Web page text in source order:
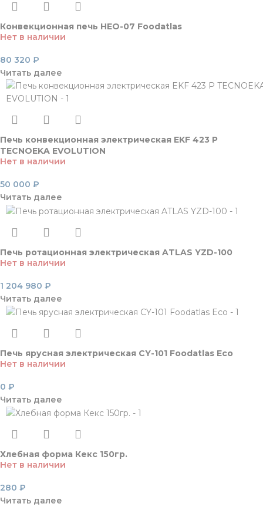
Конвекционная печь HEO-07 Foodatlas
Нет в наличии
80 320 ₽
Читать далее
Печь конвекционная электрическая EKF 423 Р
TECNOEKA EVOLUTION
Нет в наличии
50 000 ₽
Читать далее
Печь ротационная электрическая ATLAS YZD-100
Нет в наличии
1 204 980 ₽
Читать далее
Печь ярусная электрическая CY-101 Foodatlas Eco
Нет в наличии
0 ₽
Читать далее
Хлебная форма Кекс 150гр.
Нет в наличии
280 ₽
Читать далее